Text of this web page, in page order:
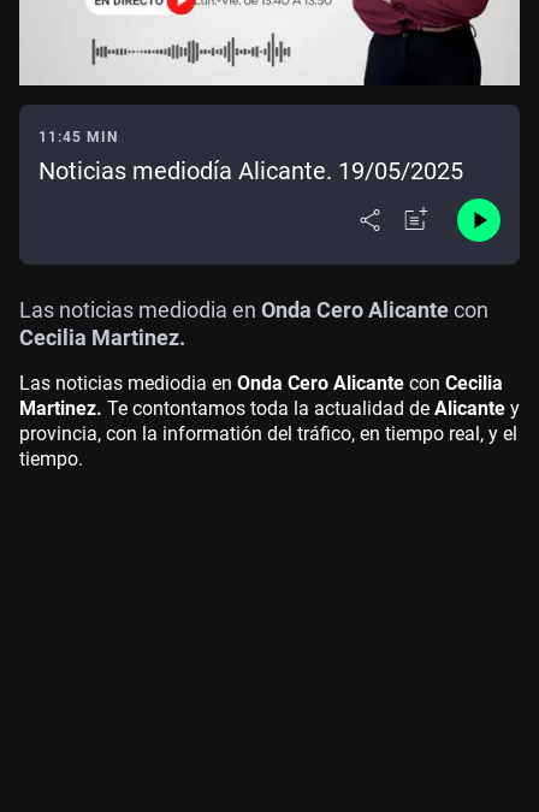
11:45 MIN
Noticias mediodía Alicante. 19/05/2025
Las noticias mediodia en Onda Cero Alicantecon
Cecilia Martinez.
Las noticias mediodia en Onda Cero Alicante con Cecilia
Martinez. Te contontamos toda la actualidad de Alicante y
provincia, con la informatión del tráfico, en tiempo real, y el
tiempo.